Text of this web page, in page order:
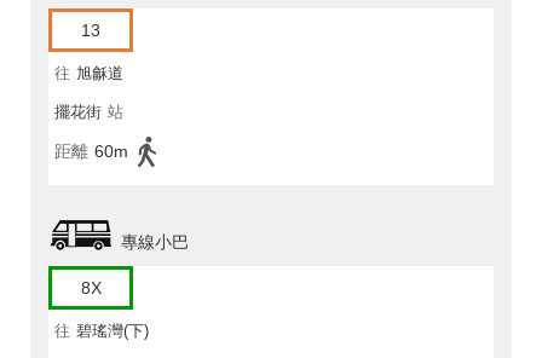
13
往 旭龢道
擺花街 站
距離 60m
專線小巴
8X
往 碧瑤灣(下)